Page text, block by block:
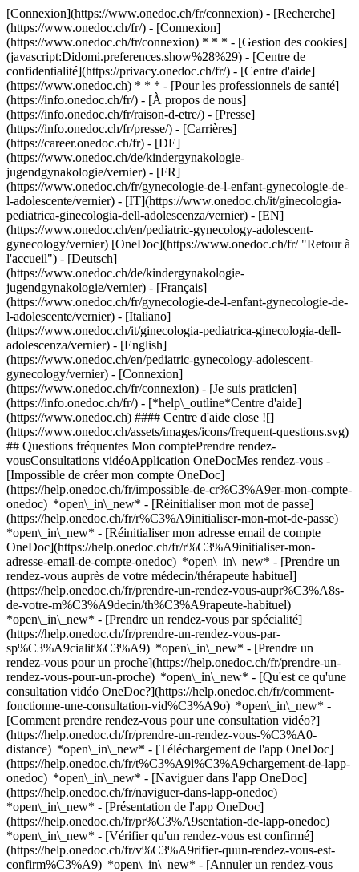
[Connexion](https://www.onedoc.ch/fr/connexion) - [Recherche]
(https://www.onedoc.ch/fr/) - [Connexion]
(https://www.onedoc.ch/fr/connexion) * * * - [Gestion des cookies]
(javascript:Didomi.preferences.show%28%29) - [Centre de
confidentialité](https://privacy.onedoc.ch/fr/) - [Centre d'aide]
(https://www.onedoc.ch) * * * - [Pour les professionnels de santé]
(https://info.onedoc.ch/fr/) - [À propos de nous]
(https://info.onedoc.ch/fr/raison-d-etre/) - [Presse]
(https://info.onedoc.ch/fr/presse/) - [Carrières]
(https://career.onedoc.ch/fr) - [DE]
(https://www.onedoc.ch/de/kindergynakologie-
jugendgynakologie/vernier) - [FR]
(https://www.onedoc.ch/fr/gynecologie-de-l-enfant-gynecologie-de-
l-adolescente/vernier) - [IT](https://www.onedoc.ch/it/ginecologia-
pediatrica-ginecologia-dell-adolescenza/vernier) - [EN]
(https://www.onedoc.ch/en/pediatric-gynecology-adolescent-
gynecology/vernier) [OneDoc](https://www.onedoc.ch/fr/ "Retour à
l'accueil") - [Deutsch]
(https://www.onedoc.ch/de/kindergynakologie-
jugendgynakologie/vernier) - [Français]
(https://www.onedoc.ch/fr/gynecologie-de-l-enfant-gynecologie-de-
l-adolescente/vernier) - [Italiano]
(https://www.onedoc.ch/it/ginecologia-pediatrica-ginecologia-dell-
adolescenza/vernier) - [English]
(https://www.onedoc.ch/en/pediatric-gynecology-adolescent-
gynecology/vernier) - [Connexion]
(https://www.onedoc.ch/fr/connexion) - [Je suis praticien]
(https://info.onedoc.ch/fr/) - [*help\_outline*Centre d'aide]
(https://www.onedoc.ch) #### Centre d'aide close ![]
(https://www.onedoc.ch/assets/images/icons/frequent-questions.svg)
## Questions fréquentes Mon comptePrendre rendez-
vousConsultations vidéoApplication OneDocMes rendez-vous -
[Impossible de créer mon compte OneDoc]
(https://help.onedoc.ch/fr/impossible-de-cr%C3%A9er-mon-compte-
onedoc) *open\_in\_new* - [Réinitialiser mon mot de passe]
(https://help.onedoc.ch/fr/r%C3%A9initialiser-mon-mot-de-passe)
*open\_in\_new* - [Réinitialiser mon adresse email de compte
OneDoc](https://help.onedoc.ch/fr/r%C3%A9initialiser-mon-
adresse-email-de-compte-onedoc) *open\_in\_new* - [Prendre un
rendez-vous auprès de votre médecin/thérapeute habituel]
(https://help.onedoc.ch/fr/prendre-un-rendez-vous-aupr%C3%A8s-
de-votre-m%C3%A9decin/th%C3%A9rapeute-habituel)
*open\_in\_new* - [Prendre un rendez-vous par spécialité]
(https://help.onedoc.ch/fr/prendre-un-rendez-vous-par-
sp%C3%A9cialit%C3%A9) *open\_in\_new* - [Prendre un
rendez-vous pour un proche](https://help.onedoc.ch/fr/prendre-un-
rendez-vous-pour-un-proche) *open\_in\_new* - [Qu'est ce qu'une
consultation vidéo OneDoc?](https://help.onedoc.ch/fr/comment-
fonctionne-une-consultation-vid%C3%A9o) *open\_in\_new* -
[Comment prendre rendez-vous pour une consultation vidéo?]
(https://help.onedoc.ch/fr/prendre-un-rendez-vous-%C3%A0-
distance) *open\_in\_new* - [Téléchargement de l'app OneDoc]
(https://help.onedoc.ch/fr/t%C3%A9l%C3%A9chargement-de-lapp-
onedoc) *open\_in\_new* - [Naviguer dans l'app OneDoc]
(https://help.onedoc.ch/fr/naviguer-dans-lapp-onedoc)
*open\_in\_new* - [Présentation de l'app OneDoc]
(https://help.onedoc.ch/fr/pr%C3%A9sentation-de-lapp-onedoc)
*open\_in\_new* - [Vérifier qu'un rendez-vous est confirmé](https://help.onedoc.ch/fr/v%C3%A9rifier-quun-rendez-vous-est-confirm%C3%A9) *open\_in\_new* - [Annuler un rendez-vous pris en ligne sur OneDoc](https://help.onedoc.ch/fr/annuler-un-rendez-vous-pris-en-ligne-sur-onedoc) *open\_in\_new* - [Je ne reçois pas de confirmation de rendez-vous](https://help.onedoc.ch/fr/je-ne-re%C3%A7ois-pas-de-confirmation-de-rendez-vous) *open\_in\_new* [Voir tous nos articles *open\_in\_new*](https://help.onedoc.ch/fr/) close ## Modifier votre recherche ![Maison avec un signe plus annonçant qu’une consultation peut être effectuée sur place](https://www.onedoc.ch/assets/images/icons/on-site.svg) Sur place ![Caméra avec un symbole lecture annonçant qu’une consultation peut être effectuée à distance en vidéo](https://www.onedoc.ch/assets/images/icons/remote.svg) À distance Rechercher #### Spécialités #### Praticiens #### Établissements edit Gynécologie de l’enfant | Gynécologie de l’adolescente à Vernier tune Filtrer par Nouveaux patients*keyboard\_arrow\_down* - Acceptés*check\_circle* Langue parlée*keyboard\_arrow\_down* - Allemand*check\_circle* - Anglais*check\_circle* - Espagnol*check\_circle* - Français*check\_circle* - Italien*check\_circle* - Roumain*check\_circle* - Russe*check\_circle* Sexe*keyboard\_arrow\_down* - Femme*check\_circle* - Homme*check\_circle* Disponibilité*keyboard\_arrow\_down* - Disponible aujourdhui*check\_circle* - Dans les 3 prochains jours*check\_circle* - Dans les 7 prochains jours*check\_circle* - Dans les 14 prochains jours*check\_circle* # __Gynécologie de l’enfant | Gynécologie de l’adolescente__ à __Vernier__: prenez rendez-vous en ligne aujourd'hui ## 1 résultat à Vernier [![Dr. Johann Dragomir, gynécologue obstétricien à Vernier](https://assets.onedoc.ch/images/users/a3f21d40a62e6755cbfd0b952b8b81898377aa56731fe9abd7e309311c7cca84-small.jpg "Dr. Johann Dragomir, gynécologue obstétricien à Vernier")](https://www.onedoc.ch/fr/gynecologue-obstetricien/vernier/pcwe0/dr-johann-dragomir) ### [Dr. Johann Dragomir](https://www.onedoc.ch/fr/gynecologue-obstetricien/vernier/pcwe0/dr-johann-dragomir) ![Badge indiquant un profil vérifié](https://www.onedoc.ch/assets/images/icons/checkmark.svg) [Gynécologue obstétricien](https://www.onedoc.ch/fr/gynecologue-obstetricien/vernier) [Pôle Santé - Centre Médical de l’Étang](https://www.onedoc.ch/fr/centre-medical/vernier/e81c/pole-sante-centre-medical-de-l-etang) Allée des Roseaux 6 1219 Vernier ![Icône patient avec un signe plus annonçant que le professionnel accepte de nouveaux patients](https://www.onedoc.ch/assets/images/icons/new-patients.svg)Accepte les nouveaux patients [Réserver un RDV](https://www.onedoc.ch/fr/gynecologue-obstetricien/vernier/pcwe0/dr-johann-dragomir) Expertises: Gynécologie de l’enfant | Gynécologie de l’adolescente, [Infection urinaire | Cystite](https://www.onedoc.ch/fr/infection-urinaire-cystite/vernier), [Incontinence urinaire](https://www.onedoc.ch/fr/incontinence-urinaire/vernier), [Contraception](https://www.onedoc.ch/fr/contraception/vernier), [Ménopause](https://www.onedoc.ch/fr/menopause/vernier), [Échographie 4D de grossesse](https://www.onedoc.ch/fr/echographie-4d-de-grossesse/vernier), [Mycose vaginale](https://www.onedoc.ch/fr/mycose-vaginale/vernier), [Suivi de grossesse](https://www.onedoc.ch/fr/suivi-de-grossesse/vernier), [Échographie prénatale](https://www.onedoc.ch/fr/echographie-prenatale/vernier)Voir plus *chevron\_left* ven. 31 juil. *chevron\_right* Voir plus de rendez-vous *error\_outline* Une erreur s'est produite lors du chargement des disponibilités [Réessayer](https://www.onedoc.ch) Expertises: Gynécologie de l’enfant | Gynécologie de l’adolescente, [Infection urinaire | Cystite](https://www.onedoc.ch/fr/infection-urinaire-cystite/vernier), [Incontinence urinaire](https://www.onedoc.ch/fr/incontinence-urinaire/vernier), [Contraception](https://www.onedoc.ch/fr/contraception/vernier), [Ménopause](https://www.onedoc.ch/fr/menopause/vernier), [Échographie 4D de grossesse](https://www.onedoc.ch/fr/echographie-4d-de-grossesse/vernier), [Mycose vaginale](https://www.onedoc.ch/fr/mycose-vaginale/vernier), [Suivi de grossesse](https://www.onedoc.ch/fr/suivi-de-grossesse/vernier), [Échographie prénatale](https://www.onedoc.ch/fr/echographie-prenatale/vernier)Voir plus ## __Gynécologie de l’enfant | Gynécologie de l’adolescente__: d'autres spécialistes sont réservables en ligne dans les environs de __Vernier__ [![Dr. Farida Akhoundova, gynécologue obstétricienne à Genève](https://assets.onedoc.ch/images/users/c89acbeed0d9e28abe6c95caff01a0bb0e659525b99a64a9ed0fcdb7c4d9ecd0-small.png "Dr. Farida Akhoundova, gynécologue obstétricienne à Genève")](https://www.onedoc.ch/fr/gynecologue-obstetricienne/geneve/pc2uy/dr-farida-akhoundova) ### [Dr. Farida Akhoundova](https://www.onedoc.ch/fr/gynecologue-obstetricienne/geneve/pc2uy/dr-farida-akhoundova) ![Badge indiquant un profil vérifié](https://www.onedoc.ch/assets/images/icons/checkmark.svg) [Gynécologue obstétricienne](https://www.onedoc.ch/fr/gynecologue-obstetricien/geneve) [GynEva-Women's Clinic](https://www.onedoc.ch/fr/centre-medical/geneve/ebevd/gyneva-women-s-clinic) Rue du Rhône 50 1204 Genève ![Icône patient avec un signe plus annonçant que le professionnel accepte de nouveaux patients](https://www.onedoc.ch/assets/images/icons/new-patients.svg)Accepte les nouveaux patients [Réserver un RDV](https://www.onedoc.ch/fr/gynecologue-obstetricienne/geneve/pc2uy/dr-farida-akhoundova) Expertises:[Gynécologie de l’enfant | Gynécologie de l’adolescente](https://www.onedoc.ch/fr/gynecologie-de-l-enfant-gynecologie-de-l-adolescente/geneve), [Contraception](https://www.onedoc.ch/fr/contraception/geneve), [Urgence gynécologique](https://www.onedoc.ch/fr/urgence-gynecologique/geneve), [Endométriose](https://www.onedoc.ch/fr/endometriose/geneve), [Dépistage du HPV | Frottis](https://www.onedoc.ch/fr/depistage-du-hpv-frottis/geneve), [Colposcopie](https://www.onedoc.ch/fr/colposcopie/geneve), [Ménopause](https://www.onedoc.ch/fr/menopause/geneve)Voir plus *chevron\_left* ven. 31 juil. *chevron\_right* Voir plus de rendez-vous *error\_outline* Une erreur s'est produite lors du chargement des disponibilités [Réessayer](https://www.onedoc.ch) Expertises:[Gynécologie de l’enfant | Gynécologie de l’adolescente](https://www.onedoc.ch/fr/gynecologie-de-l-enfant-gynecologie-de-l-adolescente/geneve), [Contraception](https://www.onedoc.ch/fr/contraception/geneve), [Urgence gynécologique](https://www.onedoc.ch/fr/urgence-gynecologique/geneve), [Endométriose](https://www.onedoc.ch/fr/endometriose/geneve), [Dépistage du HPV | Frottis](https://www.onedoc.ch/fr/depistage-du-hpv-frottis/geneve), [Colposcopie](https://www.onedoc.ch/fr/colposcopie/geneve), [Ménopause](https://www.onedoc.ch/fr/menopause/geneve)Voir plus [![Dr. Rosanna Guido Ramseier, gynécologue obstétricienne à Nyon](https://assets.onedoc.ch/images/users/3ba109094f7f9a4b24006593b8589bfd7e531a8991059664e6af09518f529d6a-small.jpg "Dr. Rosanna Guido Ramseier, gynécologue obstétricienne à Nyon")](https://www.onedoc.ch/fr/gynecologue-obstetricienne/nyon/pipr/dr-rosanna-guido-ramseier) ### [Dr. Rosanna Guido Ramseier](https://www.onedoc.ch/fr/gynecologue-obstetricienne/nyon/pipr/dr-rosanna-guido-ramseier) ![Badge indiquant un profil vérifié](https://www.onedoc.ch/assets/images/icons/checkmark.svg) [Gynécologue obstétricienne](https://www.onedoc.ch/fr/gynecologue-obstetricien/nyon) [Rosanna Guido Ramseier, FMH gynécologie et obstétrique](https://www.onedoc.ch/fr/cabinet-medical/nyon/ectg/rosanna-guido-ramseier-fmh-gynecologie-et-obstetrique) Rue Juste-Olivier 8 1260 Nyon ![Icône patient avec un signe plus annonçant que le professionnel accepte de nouveaux patients](https://www.onedoc.ch/assets/images/icons/new-patients.svg)Accepte les nouveaux patients [Réserver un RDV](https://www.onedoc.ch/fr/gynecologue-obstetricienne/nyon/pipr/dr-rosanna-guido-ramseier) Expertises:[Gynécologie de l’enfant | Gynécologie de l’adolescente](https://www.onedoc.ch/fr/gynecologie-de-l-enfant-gynecologie-de-l-adolescente/nyon), [Bilan hormonal](https://www.onedoc.ch/fr/bilan-hormonal/nyon), [Contraception](https://www.onedoc.ch/fr/contraception/nyon), [Dépistage du HPV | Frottis](https://www.onedoc.ch/fr/depistage-du-hpv-frottis/nyon), [Endométriose](https://www.onedoc.ch/fr/endometriose/nyon), [Interruption volontaire de grossesse (IVG)](https://www.onedoc.ch/fr/interruption-volontaire-de-grossesse-ivg/nyon), [Maladies Sexuellement Transmissibles | Infections Sexuellement Transmissibles (MST/IST)](https://www.onedoc.ch/fr/maladies-sexuellement-transmissibles-infections-sexuellement-transmissibles-mst-ist/nyon), [Ménopause](https://www.onedoc.ch/fr/menopause/nyon), [Suivi de grossesse](https://www.onedoc.ch/fr/suivi-de-grossesse/nyon)Voir plus *chevron\_left* ven. 31 juil. *chevron\_right* Voir plus de rendez-vous *error\_outline* Une erreur s'est produite lors du chargement des disponibilités [Réessayer](https://www.onedoc.ch) Expertises:[Gynécologie de l’enfant | Gynécologie de l’adolescente](https://www.onedoc.ch/fr/gynecologie-de-l-enfant-gynecologie-de-l-adolescente/nyon), [Bilan hormonal](https://www.onedoc.ch/fr/bilan-hormonal/nyon), [Contraception](https://www.onedoc.ch/fr/contraception/nyon), [Dépistage du HPV | Frottis](https://www.onedoc.ch/fr/depistage-du-hpv-frottis/nyon), [Endométriose](https://www.onedoc.ch/fr/endometriose/nyon), [Interruption volontaire de grossesse (IVG)](https://www.onedoc.ch/fr/interruption-volontaire-de-grossesse-ivg/nyon), [Maladies Sexuellement Transmissibles | Infections Sexuellement Transmissibles (MST/IST)](https://www.onedoc.ch/fr/maladies-sexuellement-transmissibles-infections-sexuellement-transmissibles-mst-ist/nyon), [Ménopause](https://www.onedoc.ch/fr/menopause/nyon), [Suivi de grossesse](https://www.onedoc.ch/fr/suivi-de-grossesse